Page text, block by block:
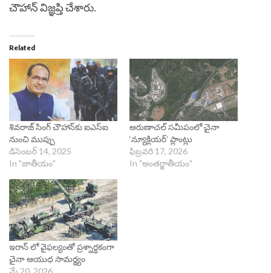
చౌహాన్ విజ్ఞప్తి చేశారు.
Related
శివరాజ్‌ సింగ్‌ చౌహాన్‌కు ఐఎస్ఐ
నుంచి ముప్పు
డిసెంబర్ 14, 2025
In "జాతీయం"
అరుణాచల్ సమీపంలో చైనా
‘న్యూక్లియర్’ ప్లాంట్లు
ఫిబ్రవరి 17, 2026
In "అంతర్జాతీయం"
ఇరాన్ లో వైఫల్యంతో ప్రశ్నార్ధకంగా
చైనా ఆయుధ సామర్థ్యం
మే 20, 2026